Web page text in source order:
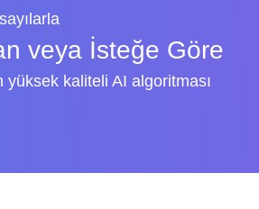
veya İsteğe Göre
kaliteli AI algoritması